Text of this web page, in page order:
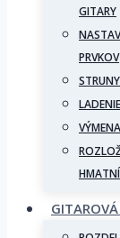
GITARY
PRVKOV